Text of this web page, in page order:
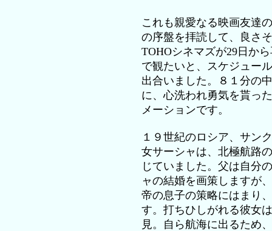
これも親愛なる映画友達
の序盤を拝読して、良さ
TOHOシネマズが29日か
で観たいと、スケジュー
出合いました。８１分の
に、心洗われ勇気を貰っ
メーションです。
１９世紀のロシア、サン
女サーシャは、北極航路
じていました。父は自分
ャの結婚を画策しますが
帝の息子の策略にはまり
す。打ちひしがれる彼女
見。自ら航海に出るため